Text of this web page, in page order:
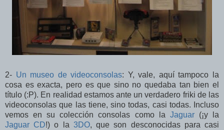
2- Un museo de videoconsolas: Y, vale, aquí tampoco la
cosa es exacta, pero es que sino no quedaba tan bien el
título (:P). En realidad estamos ante un verdadero friki de las
videoconsolas que las tiene, sino todas, casi todas. Incluso
vemos en su colección consolas como la Jaguar(¡y la
Jaguar CD!) o la 3DO, que son desconocidas para casi